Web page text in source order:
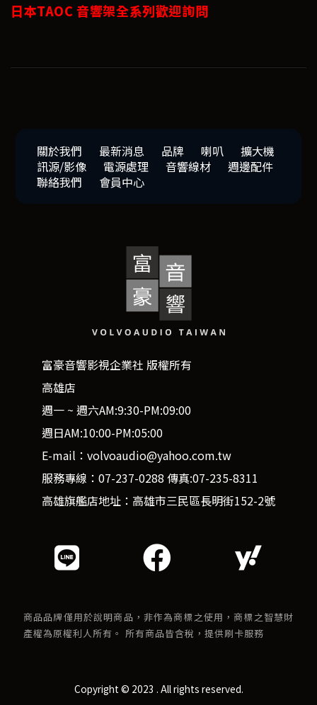
日本TAOC 音響架全系列歡迎詢問
關於我們 最新消息 品牌 喇叭
擴大機
訊源/影像
電源處理 音響線材
週邊配件
聯絡我們
會員中心
富豪音響影視企業社 版權所有
高雄店
週一 ~ 週六AM:9:30-PM:09:00
週日AM:10:00-PM:05:00
E-mail：volvoaudio@yahoo.com.tw
服務專線：07-237-0288 傳真:07-235-8311
高雄旗艦店地址：高雄市三民區長明街152-2號
商品品牌僅用於說明商品，非作為商標之使用，商標之智慧財
產權為原權利人所有。 所有商品皆含稅，提供刷卡服務
Copyright © 2023 . All rights reserved.